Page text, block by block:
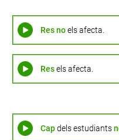
Resnoels afecta.
Resels afecta.
Capdels estudiants